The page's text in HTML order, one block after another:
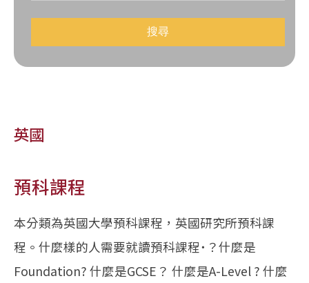
英國
預科課程
本分類為英國大學預科課程，英國研究所預科課
程。什麼樣的人需要就讀預科課程˙？什麼是
Foundation? 什麼是GCSE？ 什麼是A-Level ? 什麼